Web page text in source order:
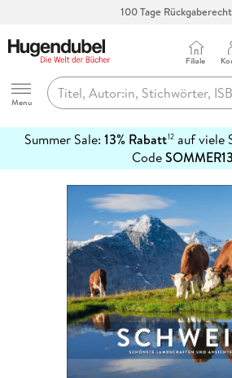
Hugendubel
Menu
Filiale
Summer Sale: 13% Rabatt12auf viele
CodeSOMMER13
erfahren